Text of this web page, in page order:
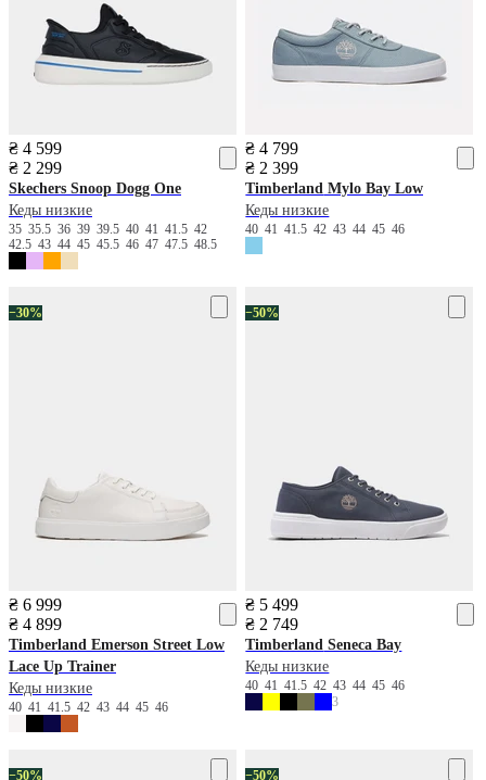
₴ 4 599
₴ 2 299
Skechers Snoop Dogg One
Кеды низкие
35 35.5 36 39 39.5 40 41 41.5 42
42.5 43 44 45 45.5 46 47 47.5 48.5
₴ 4 799
₴ 2 399
Timberland Mylo Bay Low
Кеды низкие
404141.54243444546
−30%
₴ 6 999
₴ 4 899
Timberland Emerson Street Low
Lace Up Trainer
Кеды низкие
40 41 41.5 42 43 44 45 46
−50%
₴ 5 499
₴ 2 749
Timberland Seneca Bay
Кеды низкие
404141.54243444546
3
−50% −50%